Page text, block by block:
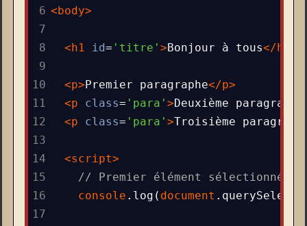
6 < body>
7
8
< h1 id= 'titre' >Bonjour à tous</ h1
9
10
<p> Premier paragraphe</p>
11
<p class= 'para' >Deuxième paragraphe
12
<p class= 'para' >Troisième
13
14
<script>
15
// Premier élément sélectionné
16
console . log ( document .
17